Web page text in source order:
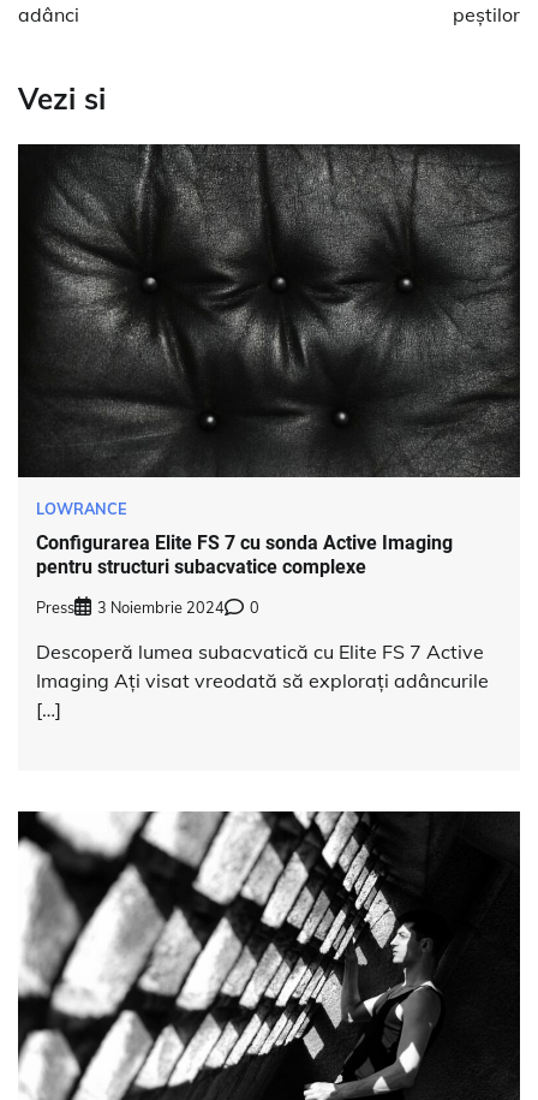
adânci
peștilor
Vezi si
LOWRANCE
Configurarea Elite FS 7 cu sonda Active Imaging
pentru structuri subacvatice complexe
Press 3 Noiembrie 2024 0
Descoperă lumea subacvatică cu Elite FS 7 Active
Imaging Ați visat vreodată să explorați adâncurile
[…]